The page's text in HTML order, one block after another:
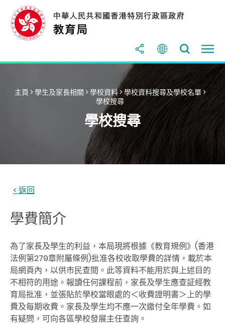
主頁 >學生及家長相關 >學校資料>學校資料搜尋及學校名單>
學校搜尋
學校搜尋
學費簡介
為了家長及學生的利益，本局現將根據《教育規例》(香港
法例第279章附屬條例)批准各校收取學費的詳情，載於本
局網頁內，以供市民查閱。此等資料不能用於與上述目的
不相符的用途。報讀任何課程前，家長及學生應查証經教
育局批准，並張貼於學校當眼處的＜收費證明書＞上的學
費及每期收費。家長及學生均不應一次繳付全年學費。如
有疑問，可向各區學校發展主任查詢。